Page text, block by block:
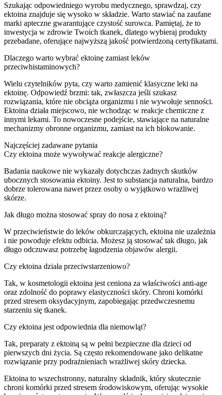
Szukając odpowiedniego wyrobu medycznego, sprawdzaj, czy
ektoina znajduje się wysoko w składzie. Warto stawiać na zaufane
marki apteczne gwarantujące czystość surowca. Pamiętaj, że to
inwestycja w zdrowie Twoich tkanek, dlatego wybieraj produkty
przebadane, oferujące najwyższą jakość potwierdzoną certyfikatami.
Dlaczego warto wybrać ektoinę zamiast leków
przeciwhistaminowych?
Wielu czytelników pyta, czy warto zamienić klasyczne leki na
ektoinę. Odpowiedź brzmi: tak, zwłaszcza jeśli szukasz
rozwiązania, które nie obciąża organizmu i nie wywołuje senności.
Ektoina działa miejscowo, nie wchodząc w reakcje chemiczne z
innymi lekami. To nowoczesne podejście, stawiające na naturalne
mechanizmy obronne organizmu, zamiast na ich blokowanie.
Najczęściej zadawane pytania
Czy ektoina może wywoływać reakcje alergiczne?
Badania naukowe nie wykazały dotychczas żadnych skutków
ubocznych stosowania ektoiny. Jest to substancja naturalna, bardzo
dobrze tolerowana nawet przez osoby o wyjątkowo wrażliwej
skórze.
Jak długo można stosować spray do nosa z ektoiną?
W przeciwieństwie do leków obkurczających, ektoina nie uzależnia
i nie powoduje efektu odbicia. Możesz ją stosować tak długo, jak
długo odczuwasz potrzebę łagodzenia objawów alergii.
Czy ektoina działa przeciwstarzeniowo?
Tak, w kosmetologii ektoina jest ceniona za właściwości anti-age
oraz zdolność do poprawy elastyczności skóry. Chroni komórki
przed stresem oksydacyjnym, zapobiegając przedwczesnemu
starzeniu się tkanek.
Czy ektoina jest odpowiednia dla niemowląt?
Tak, preparaty z ektoiną są w pełni bezpieczne dla dzieci od
pierwszych dni życia. Są często rekomendowane jako delikatne
rozwiązanie przy podrażnieniach wrażliwej skóry dziecka.
Ektoina to wszechstronny, naturalny składnik, który skutecznie
chroni komórki przed stresem środowiskowym, oferując wysokie